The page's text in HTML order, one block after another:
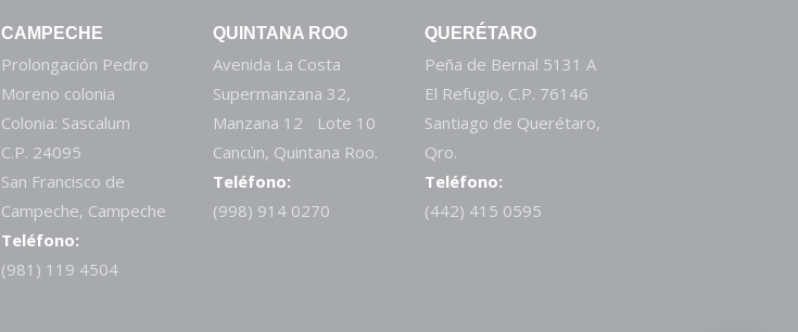
CAMPECHE
Prolongación Pedro
Moreno colonia
Colonia: Sascalum
C.P. 24095
San Francisco de
Campeche, Campeche
Teléfono:
(981) 119 4504
QUINTANA ROO
Avenida La Costa
Supermanzana 32,
Manzana 12 Lote 10
Cancún, Quintana Roo.
Teléfono:
(998) 914 0270
QUERÉTARO
Peña de Bernal 5131 A
El Refugio, C.P. 76146
Santiago de Querétaro,
Qro.
Teléfono:
(442) 415 0595